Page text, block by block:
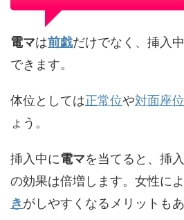
電マは前戯だけでなく、挿入
できます。
体位としては正常位や対面座位
ょう。
挿入中に電マを当てると、挿
の効果は倍増します。女性に
きがしやすくなるメリットもあ